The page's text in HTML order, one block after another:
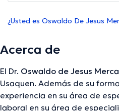
¿Usted es Oswaldo De Jesus
Acerca de
El Dr. Oswaldo de Jesus
Usaquen. Además de su
experiencia en su área de
laboral en su área de